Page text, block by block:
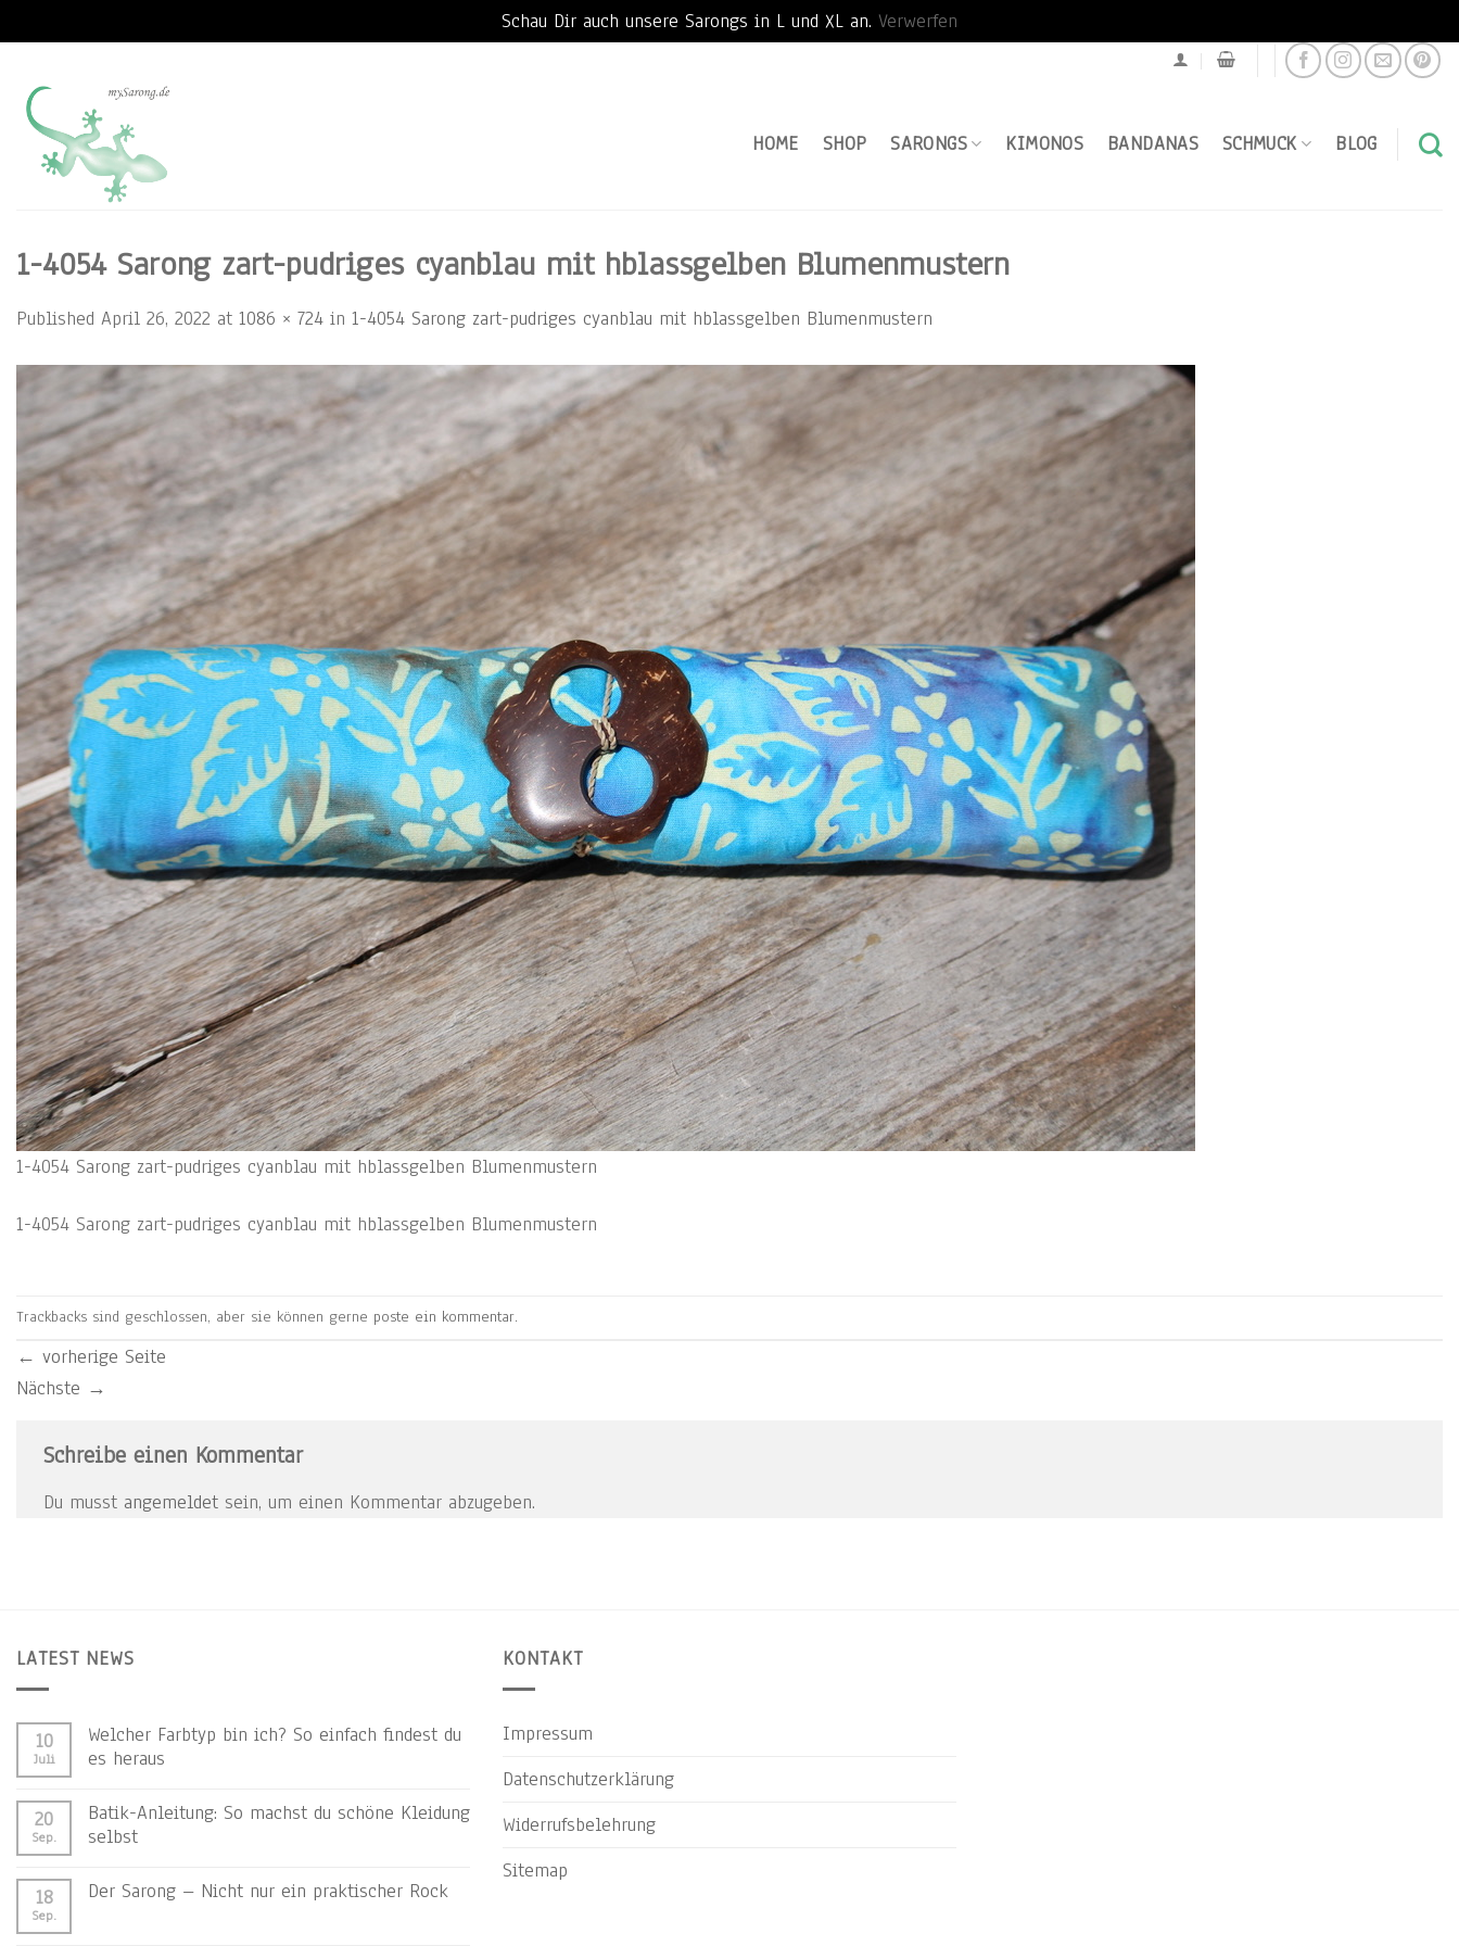
Schau Dir auch unsere Sarongs in L und XL an. Verwerfen
content
HOME
SHOP SARONGS KIMONOS BANDANAS SCHMUCK BLOG
1-4054 Sarong zart-pudriges cyanblau mit hblassgelben Blumenmustern
Published April 26, 2022 at 1086 × 724 in 1-4054 Sarong zart-pudriges cyanblau mit hblassgelben Blumenmustern
1-4054 Sarong zart-pudriges cyanblau mit hblassgelben Blumenmustern
1-4054 Sarong zart-pudriges cyanblau mit hblassgelben Blumenmustern
Trackbacks sind geschlossen, aber sie können gerne poste ein kommentar.
← vorherige Seite
Nächste →
Schreibe einen Kommentar
Du musst angemeldet sein, um einen Kommentar abzugeben.
LATEST NEWS
10
Juli
Welcher Farbtyp bin ich? So einfach findest du
es heraus
20
Sep.
Batik-Anleitung: So machst du schöne Kleidung
selbst
18
Sep.
Der Sarong – Nicht nur ein praktischer Rock
KONTAKT
Impressum
Datenschutzerklärung
Widerrufsbelehrung
Sitemap